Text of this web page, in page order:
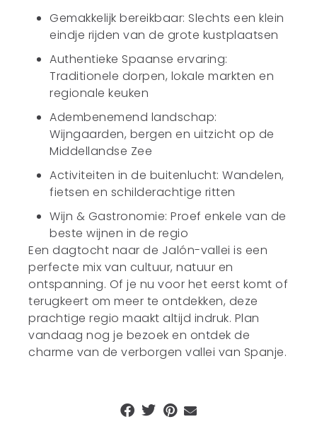
Gemakkelijk bereikbaar: Slechts een klein
eindje rijden van de grote kustplaatsen
Authentieke Spaanse ervaring:
Traditionele dorpen, lokale markten en
regionale keuken
Adembenemend landschap:
Wijngaarden, bergen en uitzicht op de
Middellandse Zee
Activiteiten in de buitenlucht: Wandelen,
fietsen en schilderachtige ritten
Wijn & Gastronomie: Proef enkele van de
beste wijnen in de regio
Een dagtocht naar de Jalón-vallei is een
perfecte mix van cultuur, natuur en
ontspanning. Of je nu voor het eerst komt of
terugkeert om meer te ontdekken, deze
prachtige regio maakt altijd indruk. Plan
vandaag nog je bezoek en ontdek de
charme van de verborgen vallei van Spanje.